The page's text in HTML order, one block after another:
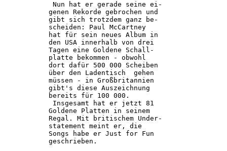
            Nun hat er gerade seine ei-
           genen Rekorde gebrochen und
           gibt sich trotzdem ganz be-
           scheiden: Paul McCartney
           hat für sein neues Album in
           den USA innerhalb von drei
           Tagen eine Goldene Schall-
           platte bekommen - obwohl
           dort dafür 500 000 Scheiben
           über den Ladentisch  gehen
           müssen - in Großbritannien
           gibt's diese Auszeichnung
           bereits für 100 000.
            Insgesamt hat er jetzt 81
           Goldene Platten in seinem
           Regal. Mit britischem Under-
           statement meint er, die
           Songs habe er Just for Fun
           geschrieben.